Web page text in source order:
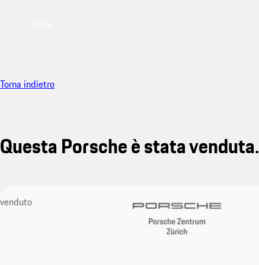
Torna indietro
Questa Porsche è stata venduta.
venduto